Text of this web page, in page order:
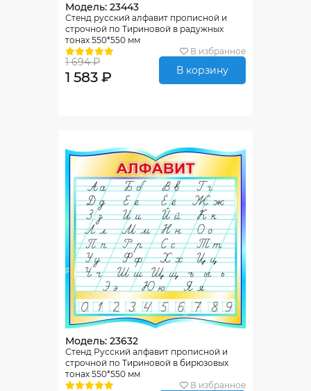
Модель: 23443
Стенд русский алфавит прописной и
строчной по Тириновой в радужных
тонах 550*550 мм
В избранное
1 694 ₽
1 583 ₽ В корзину
Модель: 23632
Стенд Русский алфавит прописной и
строчной по Тириновой в бирюзовых
тонах 550*550 мм
В избранное